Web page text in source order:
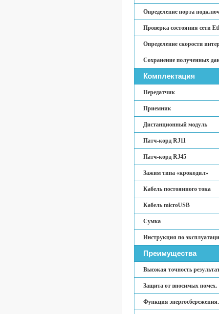
Определение порта
Проверка состояния сети
Определение скорости
Сохранение полученных
Комплектация
Передатчик
Приемник
Дистанционный модуль
Патч-корд RJ11
Патч-корд RJ45
Зажим типа «крокодил»
Кабель постоянного тока
Кабель microUSB
Сумка
Инструкция по
Преимущества
Высокая точность
Защита от вносимых помех.
Функция